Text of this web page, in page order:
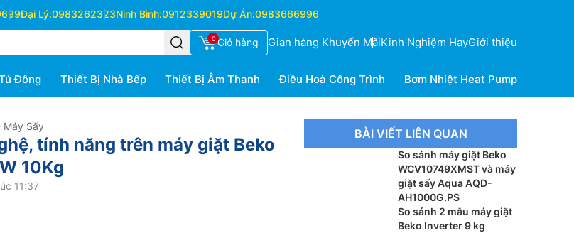
Đại Lý:0983262323Ninh Bình:0912339019Dự Án:0983666996
0 Giỏ hàng Gian hàng Khuyến MãiKinh Nghiệm HayGiới thiệu
Đông Thiết Bị Nhà Bếp Thiết Bị Âm Thanh Điều Hoà Công Trình Bơm Nhiệt Heat Pump
Máy Sấy
tính năng trên máy giặt Beko
10Kg
11:37
BÀI VIẾT LIÊN QUAN
So sánh máy giặt Beko
WCV10749XMST và máy
giặt sấy Aqua AQD-
AH1000G.PS
So sánh 2 mẫu máy giặt
Beko Inverter 9 kg